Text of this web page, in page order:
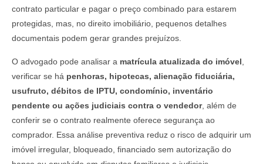
contrato particular e pagar o preço combinado para estarem
protegidas, mas, no direito imobiliário, pequenos detalhes
documentais podem gerar grandes prejuízos.
O advogado pode analisar a matrícula atualizada do imóvel
verificar se há penhoras, hipotecas, alienação fiduciária,
usufruto, débitos de IPTU, condomínio, inventário
pendente ou ações judiciais contra o vendedor, além de
conferir se o contrato realmente oferece segurança ao
comprador. Essa análise preventiva reduz o risco de adquirir um
imóvel irregular, bloqueado, financiado sem autorização do